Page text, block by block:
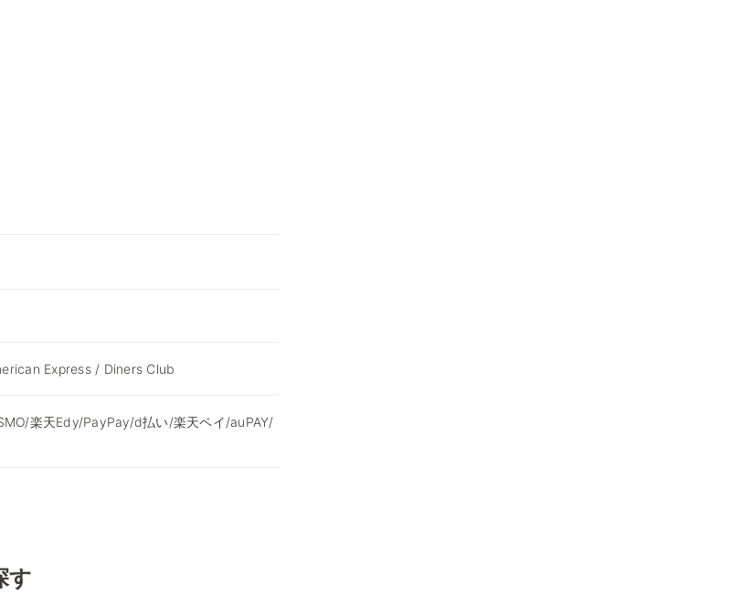
Express / Diners Club
楽天Edy/PayPay/d払い/楽天ペイ/auPAY/
す